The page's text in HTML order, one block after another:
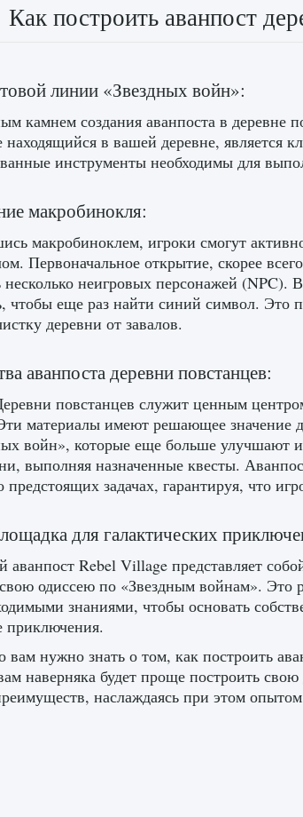
Как построить аванпост
линии «Звездных войн»:
камнем создания аванпоста в деревне
находящийся в вашей деревне, является
инструменты необходимы для
макробинокля:
макробиноклем, игроки смогут
Первоначальное открытие, скорее
несколько неигровых персонажей
чтобы еще раз найти синий символ. Это
деревни от завалов.
аванпоста деревни повстанцев:
повстанцев служит ценным
материалы имеют решающее значение
войн», которые еще больше улучшают
выполняя назначенные квесты.
задачах, гарантируя, что
для галактических
аванпост Rebel Village представляет
одиссею по «Звездным войнам». Это
знаниями, чтобы основать
приключения.
вам нужно знать о том, как построить
наверняка будет проще построить
наслаждаясь при этом